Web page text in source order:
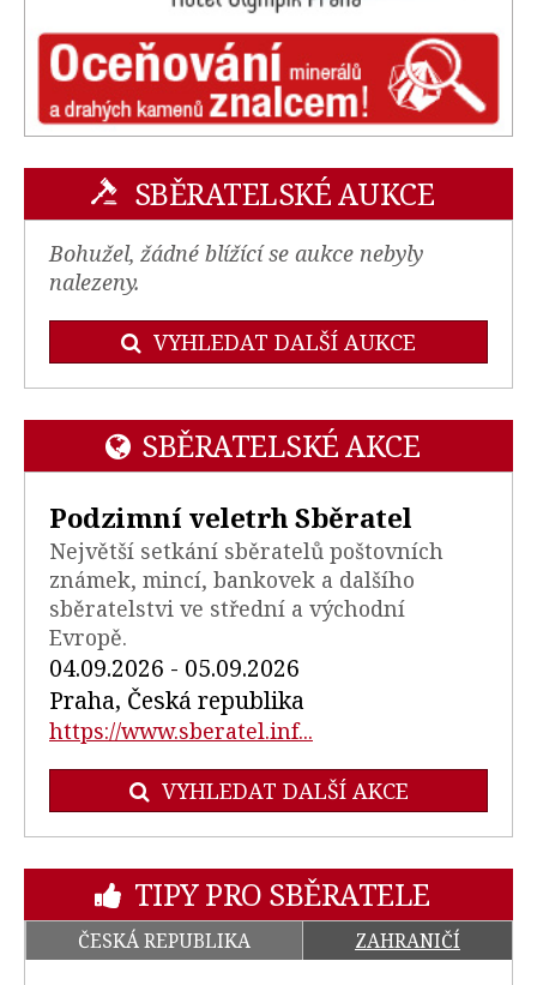
SBĚRATELSKÉ AUKCE
Bohužel, žádné blížící se aukce nebyly
nalezeny.
VYHLEDAT DALŠÍ AUKCE
SBĚRATELSKÉ AKCE
Podzimní veletrh Sběratel
Největší setkání sběratelů poštovních
známek, mincí, bankovek a dalšího
sběratelstvi ve střední a východní
Evropě.
04.09.2026 - 05.09.2026
Praha, Česká republika
https://www.sberatel.inf...
VYHLEDAT DALŠÍ AKCE
TIPY PRO SBĚRATELE
ČESKÁ REPUBLIKA ZAHRANIČÍ